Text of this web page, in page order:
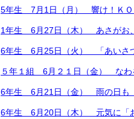
5年生 7月1日（月） 響け！ＫＯ
1年生 6月27日（木） あさがお
6年生 6月25日（火） 「あいさ
５年１組 6月２１日（金） なわ
6年生 6月21日（金） 雨の日も「
6年生 6月20日（木） 元気に「お